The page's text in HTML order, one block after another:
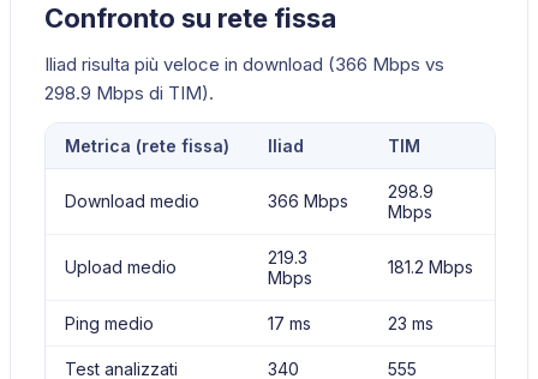
Confronto su rete fissa
Iliad risulta più veloce in download (366 Mbps vs
298.9 Mbps di TIM).
Metrica (rete fissa) Iliad TIM
Download medio 366 Mbps
298.9
Mbps
Upload medio
219.3
Mbps
181.2 Mbps
Ping medio 17 ms 23 ms
Test analizzati 340 555